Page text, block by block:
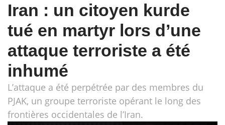
Iran : un citoyen kurde
tué en martyr lors d’une
attaque terroriste a été
inhumé
L’attaque a été perpétrée par des membres du
PJAK, un groupe terroriste opérant le long des
frontières occidentales de l’Iran.